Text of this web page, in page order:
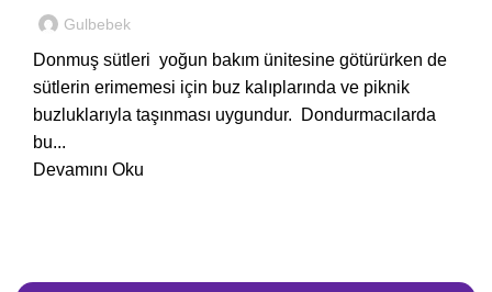
Gulbebek
Donmuş sütleri yoğun bakım ünitesine götürürken de
sütlerin erimemesi için buz kalıplarında ve piknik
buzluklarıyla taşınması uygundur. Dondurmacılarda
bu...
Devamını Oku